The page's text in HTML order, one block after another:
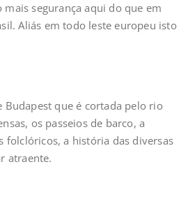
segurança aqui do que em
Aliás em todo leste europeu isto
Budapest que é cortada pelo rio
os passeios de barco, a
folclóricos, a história das diversas
atraente.